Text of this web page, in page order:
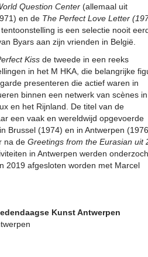
Question Center(allemaal uit
en de The Perfect Love Letter
is een selectie nooit
Byars aan zijn vrienden in België.
Kissde tweede in een reeks
in het M HKA, die belangrijke
presenteren die actief waren in
binnen een netwerk van scènes
en het Rijnland. De titel van de
een vaak en wereldwijd opgevoerde
Brussel (1974) en in Antwerpen
na de Greetings from the Eurasian uit
in Antwerpen werden
2019 afgesloten worden met Marcel
Kunst Antwerpen